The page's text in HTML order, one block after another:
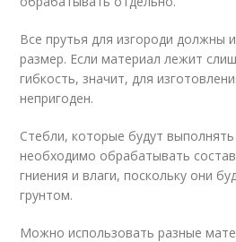
Все прутья для изгороди должны
размер. Если материал лежит
гибкость, значит, для
непригоден.
Стебли, которые будут
необходимо обрабатывать
гниения и влаги, поскольку они
грунтом.
Можно использовать разные